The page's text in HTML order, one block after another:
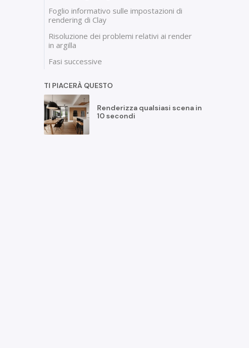
Foglio informativo sulle impostazioni di
rendering di Clay
Risoluzione dei problemi relativi ai render
in argilla
Fasi successive
TI PIACERÀ QUESTO
Renderizza qualsiasi scena in
10 secondi